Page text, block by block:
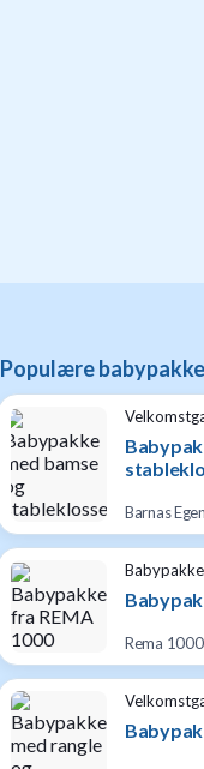
Populære
Barnas
Babypakke
Rema 1000